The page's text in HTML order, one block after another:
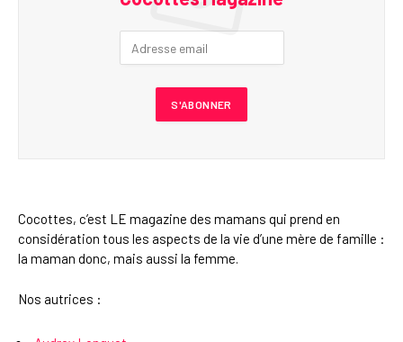
Cocottes, c’est LE magazine des mamans qui prend en
considération tous les aspects de la vie d’une mère de famille :
la maman donc, mais aussi la femme.
Nos autrices :